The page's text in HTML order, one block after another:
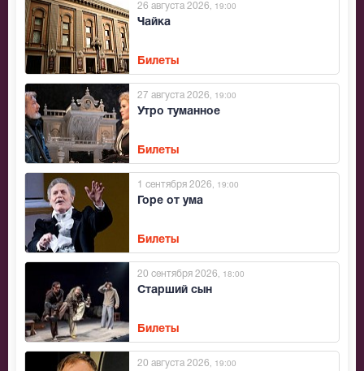
Чайка
26 августа 2026 , 19:00
Билеты
Утро туманное
27 августа 2026 , 19:00
Билеты
Горе от ума
1 сентября 2026 , 19:00
Билеты
Старший сын
20 сентября 2026 , 18:00
Билеты
20 августа 2026 , 19:00